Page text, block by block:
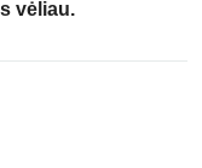
vėliau.